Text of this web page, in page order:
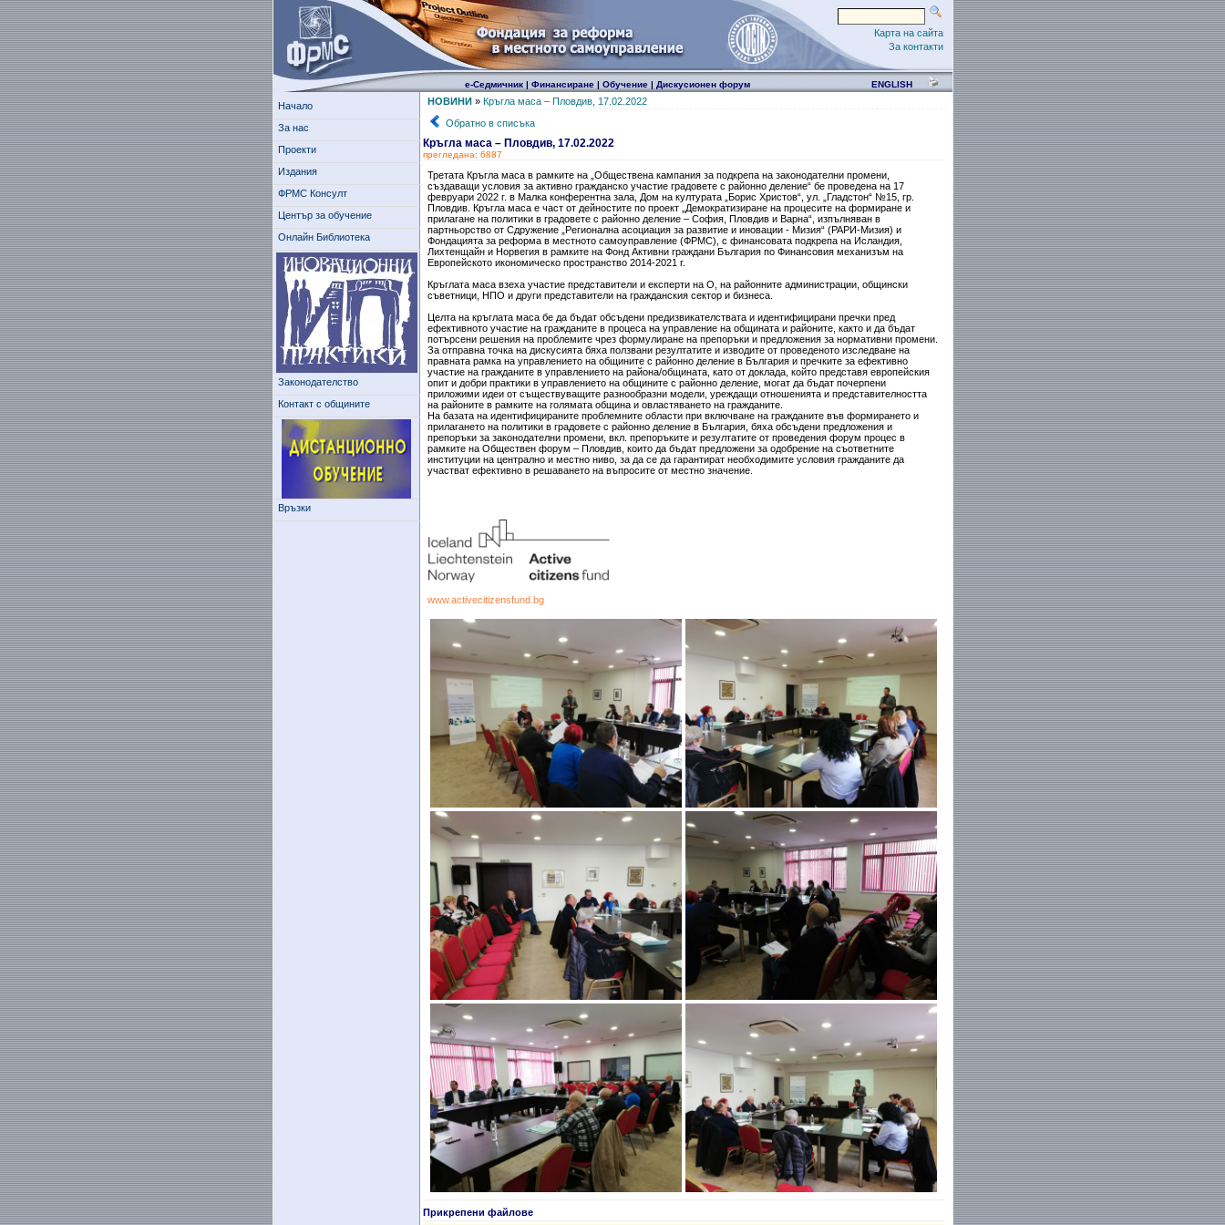
Карта на сайта
За контакти
е-Седмичник| Финансиране| Обучение| Дискусионен форум ENGLISH
Начало
За нас
Проекти
Издания
ФРМС Консулт
Център за обучение
Онлайн Библиотека
Законодателство
Контакт с общините
Връзки
НОВИНИ» Кръгла маса – Пловдив, 17.02.2022
Обратно в списъка
Кръгла маса – Пловдив, 17.02.2022
прегледана: 6887
Третата Кръгла маса в рамките на „Обществена кампания за подкрепа на законодателни промени,
създаващи условия за активно гражданско участие градовете с районно деление“ бе проведена на 17
февруари 2022 г. в Малка конферентна зала, Дом на културата „Борис Христов“, ул. „Гладстон“ №15, гр.
Пловдив. Кръгла маса е част от дейностите по проект „Демократизиране на процесите на формиране и
прилагане на политики в градовете с районно деление – София, Пловдив и Варна“, изпълняван в
партньорство от Сдружение „Регионална асоциация за развитие и иновации - Мизия“ (РАРИ-Мизия) и
Фондацията за реформа в местното самоуправление (ФРМС), с финансовата подкрепа на Исландия,
Лихтенщайн и Норвегия в рамките на Фонд Активни граждани България по Финансовия механизъм на
Европейското икономическо пространство 2014-2021 г.
Кръглата маса взеха участие представители и експерти на О, на районните администрации, общински
съветници, НПО и други представители на гражданския сектор и бизнеса.
Целта на кръглата маса бе да бъдат обсъдени предизвикателствата и идентифицирани пречки пред
ефективното участие на гражданите в процеса на управление на общината и районите, както и да бъдат
потърсени решения на проблемите чрез формулиране на препоръки и предложения за нормативни промени.
За отправна точка на дискусията бяха ползвани резултатите и изводите от проведеното изследване на
правната рамка на управлението на общините с районно деление в България и пречките за ефективно
участие на гражданите в управлението на района/общината, като от доклада, който представя европейския
опит и добри практики в управлението на общините с районно деление, могат да бъдат почерпени
приложими идеи от съществуващите разнообразни модели, уреждащи отношенията и представителността
на районите в рамките на голямата община и овластяването на гражданите.
На базата на идентифицираните проблемните области при включване на гражданите във формирането и
прилагането на политики в градовете с районно деление в България, бяха обсъдени предложения и
препоръки за законодателни промени, вкл. препоръките и резултатите от проведения форум процес в
рамките на Обществен форум – Пловдив, които да бъдат предложени за одобрение на съответните
институции на централно и местно ниво, за да се да гарантират необходимите условия гражданите да
участват ефективно в решаването на въпросите от местно значение.
www.activecitizensfund.bg
Прикрепени файлове